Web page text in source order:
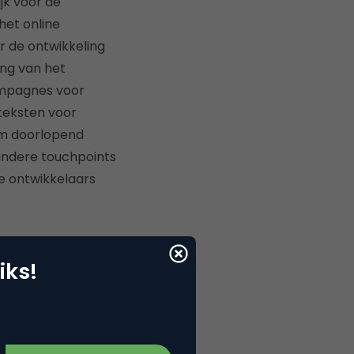
online
de ontwikkeling
van het
voor
voor
doorlopend
touchpoints
ontwikkelaars
in Rotterdam
ruim 1000